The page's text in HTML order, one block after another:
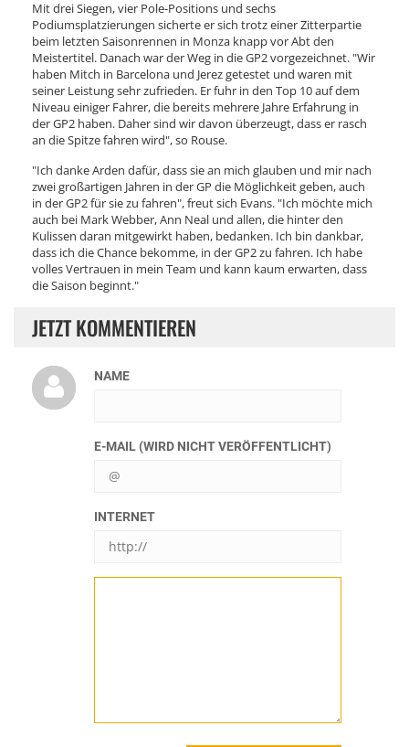
Mit drei Siegen, vier Pole-Positions und sechs
Podiumsplatzierungen sicherte er sich trotz einer Zitterpartie
beim letzten Saisonrennen in Monza knapp vor Abt den
Meistertitel. Danach war der Weg in die GP2 vorgezeichnet. "Wir
haben Mitch in Barcelona und Jerez getestet und waren mit
seiner Leistung sehr zufrieden. Er fuhr in den Top 10 auf dem
Niveau einiger Fahrer, die bereits mehrere Jahre Erfahrung in
der GP2 haben. Daher sind wir davon überzeugt, dass er rasch
an die Spitze fahren wird", so Rouse.
"Ich danke Arden dafür, dass sie an mich glauben und mir nach
zwei großartigen Jahren in der GP die Möglichkeit geben, auch
in der GP2 für sie zu fahren", freut sich Evans. "Ich möchte mich
auch bei Mark Webber, Ann Neal und allen, die hinter den
Kulissen daran mitgewirkt haben, bedanken. Ich bin dankbar,
dass ich die Chance bekomme, in der GP2 zu fahren. Ich habe
volles Vertrauen in mein Team und kann kaum erwarten, dass
die Saison beginnt."
JETZT KOMMENTIEREN
NAME
E-MAIL (WIRD NICHT VERÖFFENTLICHT)
INTERNET